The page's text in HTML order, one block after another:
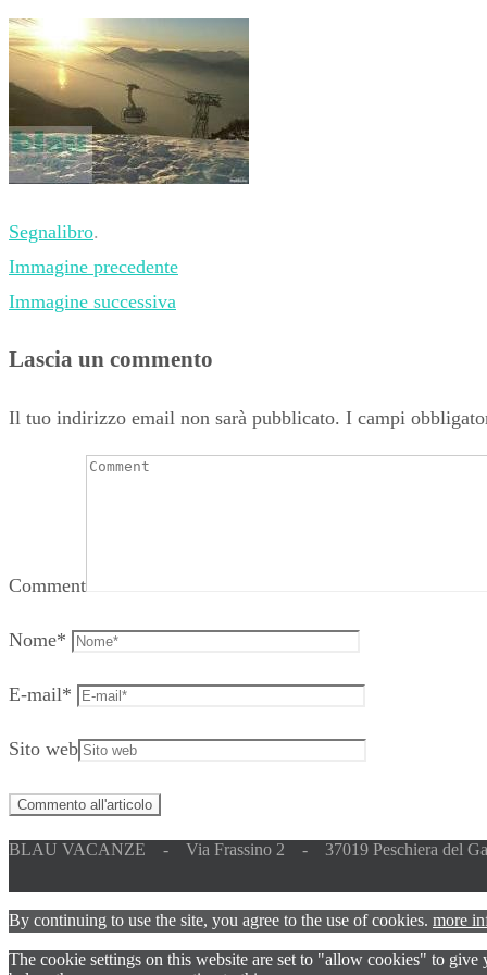
Segnalibro.
Immagine precedente
Immagine successiva
Lascia un commento
Il tuo indirizzo email non sarà pubblicato. I campi
Comment
Nome*
E-mail*
Sito web
BLAU VACANZE - Via Frassino 2 - 37019 Peschiera del
By continuing to use the site, you agree to the use of cookies. more
The cookie settings on this website are set to "allow cookies" to